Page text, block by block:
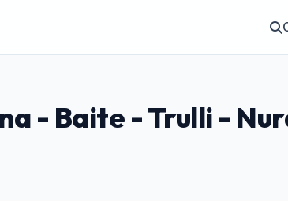
- Baite - Trulli -